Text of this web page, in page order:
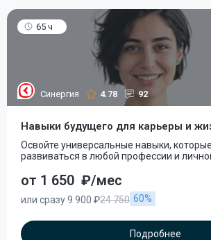
65 ч
Синергия 4.78 92
Навыки будущего для карьеры и
Освойте универсальные навыки,
развиваться в любой профессии и
от 1 650 ₽/мес
или сразу 9 900 ₽24 750 60%
Подробнее